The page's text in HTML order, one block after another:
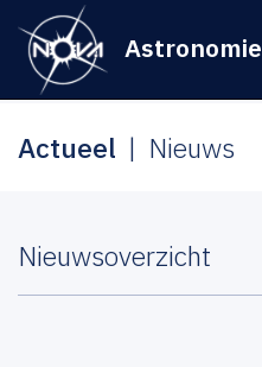
Astronomie
Actueel Nieuws
Nieuwsoverzicht